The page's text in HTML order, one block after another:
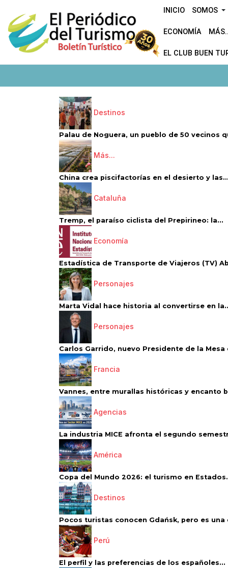
INICIO SOMOS
ECONOMÍA
EL CLUB BUEN
Destinos
Palau de Noguera, un pueblo de 50 vecinos
Más...
China crea piscifactorías en el desierto y las...
Cataluña
Tremp, el paraíso ciclista del Prepirineo: la...
Economía
Estadística de Transporte de Viajeros (TV)
Personajes
Marta Vidal hace historia al convertirse en
Personajes
Carlos Garrido, nuevo Presidente de la Mesa
Francia
Vannes, entre murallas históricas y encanto
Agencias
La industria MICE afronta el segundo
América
Copa del Mundo 2026: el turismo en
Destinos
Pocos turistas conocen Gdańsk, pero es una
Perú
El perfil y las preferencias de los españoles...